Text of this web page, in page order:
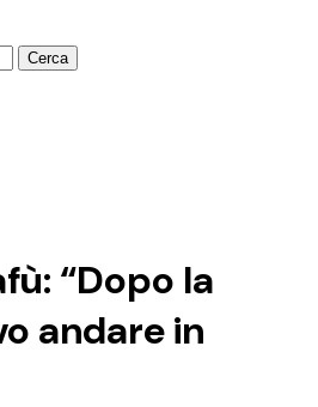
Cerca
“Dopo la
andare in